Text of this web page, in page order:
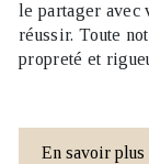
le partager avec
réussir. Toute
propreté et
En savoir plus